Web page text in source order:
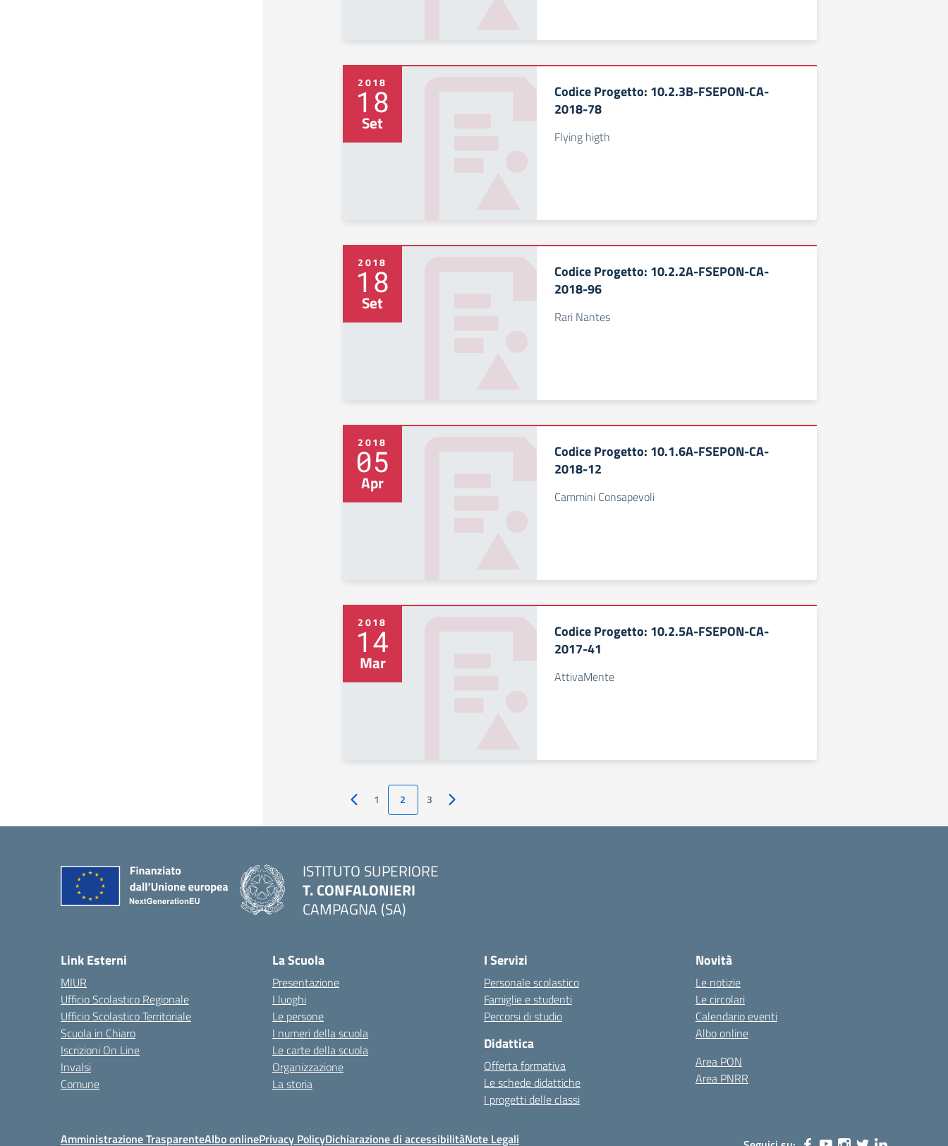
2018
18
Set
Codice Progetto: 10.2.3B-FSEPON-CA-
2018-78
Flying higth
2018
18
Set
Codice Progetto: 10.2.2A-FSEPON-CA-
2018-96
Rari Nantes
2018
05
Apr
Codice Progetto: 10.1.6A-FSEPON-CA-
2018-12
Cammini Consapevoli
2018
14
Mar
Codice Progetto: 10.2.5A-FSEPON-CA-
2017-41
AttivaMente
Pagina precedente
1 2 3 Pagina successiva
ISTITUTO SUPERIORE
T. CONFALONIERI
CAMPAGNA (SA)
Link Esterni
MIUR
Ufficio Scolastico Regionale
Ufficio Scolastico Territoriale
Scuola in Chiaro
Iscrizioni On Line
Invalsi
Comune
La Scuola
Presentazione
I luoghi
Le persone
I numeri della scuola
Le carte della scuola
Organizzazione
La storia
I Servizi
Personale scolastico
Famiglie e studenti
Percorsi di studio
Didattica
Offerta formativa
Le schede didattiche
I progetti delle classi
Novità
Le notizie
Le circolari
Calendario eventi
Albo online
Area PON
Area PNRR
Amministrazione TrasparenteAlbo onlinePrivacy PolicyDichiarazione di accessibilitàNote Legali